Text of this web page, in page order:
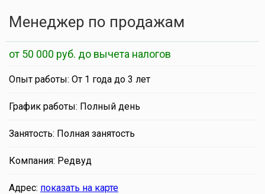
Менеджер по продажам
от 50 000 руб. до вычета налогов
Опыт работы: От 1 года до 3 лет
График работы: Полный день
Занятость: Полная занятость
Компания: Редвуд
Адрес: показать на карте